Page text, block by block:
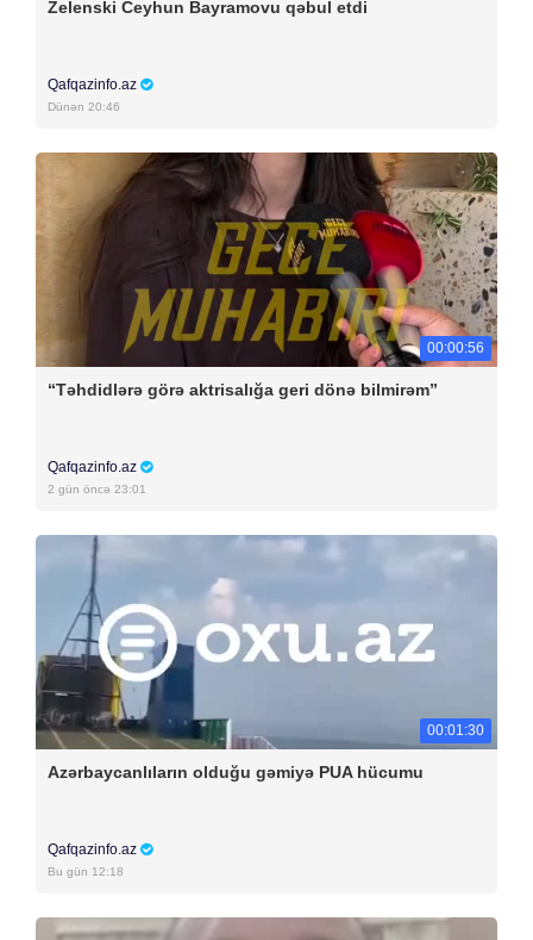
Zelenski Ceyhun Bayramovu qəbul etdi
Qafqazinfo.az
Dünən 20:46
00:00:56
“Təhdidlərə görə aktrisalığa geri dönə bilmirəm”
Qafqazinfo.az
2 gün öncə 23:01
00:01:30
Azərbaycanlıların olduğu gəmiyə PUA hücumu
Qafqazinfo.az
Bu gün 12:18